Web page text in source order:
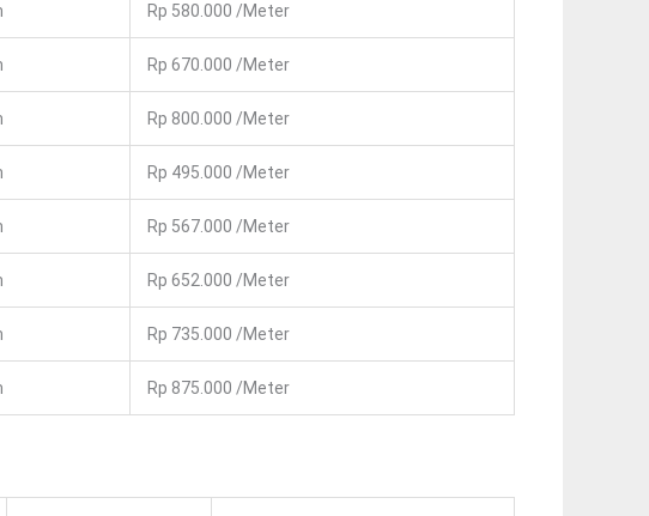
Rp 580.000 /meter
Rp 670.000 /meter
Rp 800.000 /meter
Rp 495.000 /meter
Rp 567.000 /meter
Rp 652.000 /meter
Rp 735.000 /meter
Rp 875.000 /meter